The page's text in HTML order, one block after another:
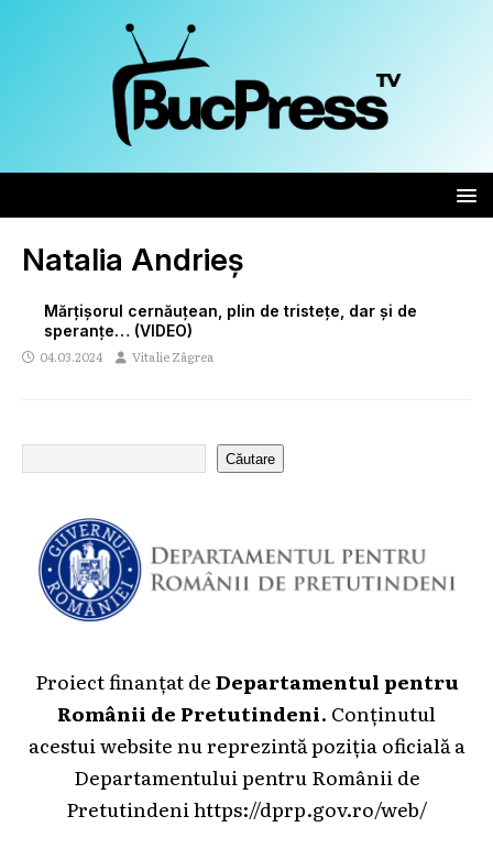
Natalia Andrieș
Mărțișorul cernăuțean, plin de tristețe, dar și de
speranțe… (VIDEO)
04.03.2024 Vitalie Zâgrea
Căutare
Proiect finanțat deDepartamentul pentru
Românii de Pretutindeni. Conținutul
acestui website nu reprezintă poziția oficială a
Departamentului pentru Românii de
Pretutindenihttps://dprp.gov.ro/web/